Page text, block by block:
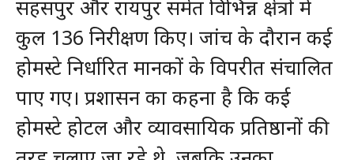
सहसपुर और रायपुर समेत विभिन्न क्षेत्रों में
कुल 136 निरीक्षण किए। जांच के दौरान कई
होमस्टे निर्धारित मानकों के विपरीत संचालित
पाए गए। प्रशासन का कहना है कि कई
होमस्टे होटल और व्यावसायिक प्रतिष्ठानों की